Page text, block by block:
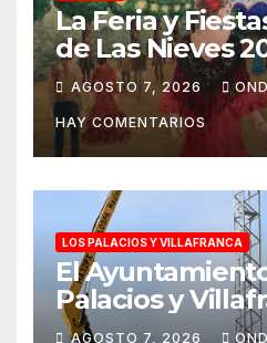
La Feria y
de Las Nieves
AGOSTO 7, 2026
HAY COMENTARIOS
LOS PALACIOS Y VILLAFRANCA
El
Palacios y
más de
AGOSTO 7, 2026